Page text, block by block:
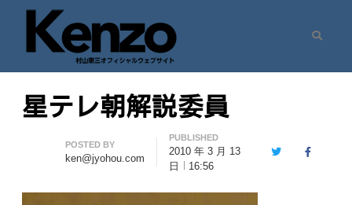
七転八起 – 村山憲三 Official Site
村山憲三ウェブサイト
星テレ朝解説委員
Author
POSTED BY
ken@jyohou.com
PUBLISHED
2010 年 3 月 13
日
16:56
TwitterFacebook